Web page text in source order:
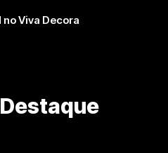
Viva Decora